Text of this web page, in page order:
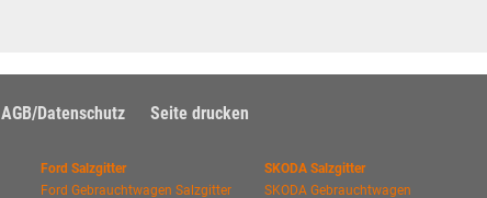
AGB/Datenschutz Seite drucken
Ford Salzgitter
Ford Gebrauchtwagen Salzgitter
SKODA Salzgitter
SKODA Gebrauchtwagen